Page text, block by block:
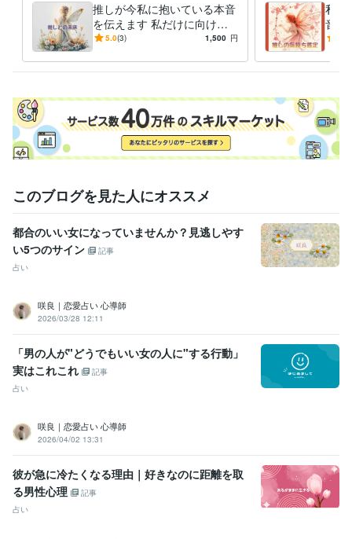
得意分野
霊感タロット占い
悩み相談・カウンセリング 霊感タロット×恋愛カウンセリング
推しが今私に抱いている本音
を伝えます 私だけに向けら
れた本音に、心がほどけてい
5.0(3) 1,500 円
私の
音と
かし
このブログを見た人にオススメ
都合のいい女になっていませんか？見逃しやす
い5つのサイン
記事
占い
咲良｜恋愛占い 心導師
2026/03/28 12:11
「男の人が"どうでもいい女の人に"する行動」
実はこれこれ
記事
占い
咲良｜恋愛占い 心導師
2026/04/02 13:31
彼が急に冷たくなる理由｜好きなのに距離を取
る男性心理
記事
占い